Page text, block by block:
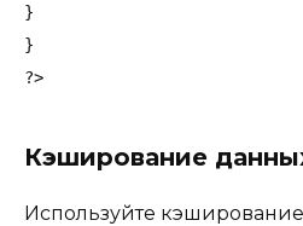
}
}
Кэширование
Используйте